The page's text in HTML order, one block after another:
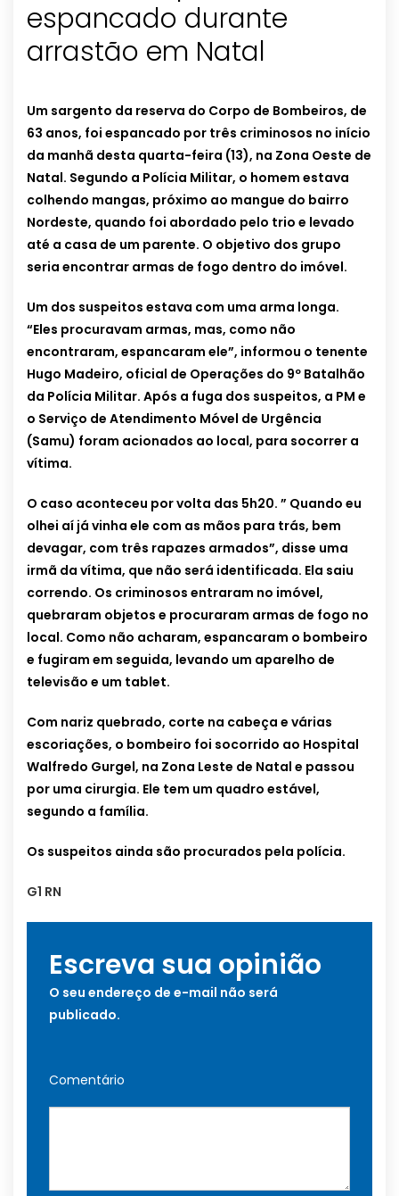
espancado durante
arrastão em Natal
Um sargento da reserva do Corpo de Bombeiros, de
63 anos, foi espancado por três criminosos no início
da manhã desta quarta-feira (13), na Zona Oeste de
Natal. Segundo a Polícia Militar, o homem estava
colhendo mangas, próximo ao mangue do bairro
Nordeste, quando foi abordado pelo trio e levado
até a casa de um parente. O objetivo dos grupo
seria encontrar armas de fogo dentro do imóvel.
Um dos suspeitos estava com uma arma longa.
“Eles procuravam armas, mas, como não
encontraram, espancaram ele”, informou o tenente
Hugo Madeiro, oficial de Operações do 9º Batalhão
da Polícia Militar. Após a fuga dos suspeitos, a PM e
o Serviço de Atendimento Móvel de Urgência
(Samu) foram acionados ao local, para socorrer a
vítima.
O caso aconteceu por volta das 5h20. ” Quando eu
olhei aí já vinha ele com as mãos para trás, bem
devagar, com três rapazes armados”, disse uma
irmã da vítima, que não será identificada. Ela saiu
correndo. Os criminosos entraram no imóvel,
quebraram objetos e procuraram armas de fogo no
local. Como não acharam, espancaram o bombeiro
e fugiram em seguida, levando um aparelho de
televisão e um tablet.
Com nariz quebrado, corte na cabeça e várias
escoriações, o bombeiro foi socorrido ao Hospital
Walfredo Gurgel, na Zona Leste de Natal e passou
por uma cirurgia. Ele tem um quadro estável,
segundo a família.
Os suspeitos ainda são procurados pela polícia.
G1 RN
Escreva sua opinião
O seu endereço de e-mail não será
publicado.
Comentário